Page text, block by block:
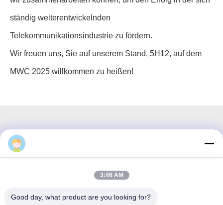
ständig weiterentwickelnden
Telekommunikationsindustrie zu fördern.
Wir freuen uns, Sie auf unserem Stand, 5H12, auf dem
MWC 2025 willkommen zu heißen!
Email: fanny@opticking.com
Telefon: +86-755-83425935-83425936
3:46 AM
Good day, what product are you looking for?